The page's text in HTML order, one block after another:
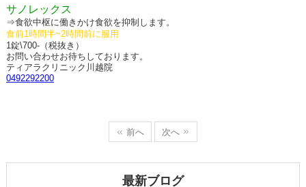
サノレックス
⇒食欲中枢に働きかけ食欲を抑制します。
食前1時間半~2時間前に服用
1錠\700-（税抜き）
お問い合わせお待ちしております。
ティアラクリニック川越院
0492292200
前へ 次へ
最新ブログ